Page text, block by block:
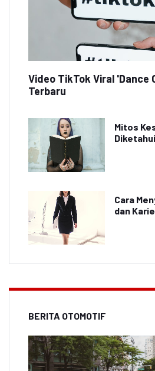
Video TikTok Viral 'Dance
Terbaru
Mitos
Diketahui
Cara
dan
BERITA OTOMOTIF